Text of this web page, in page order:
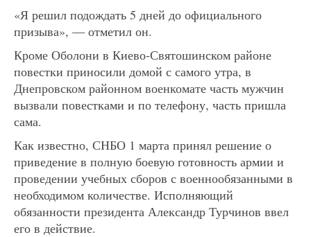
«Я решил подождать 5 дней до официального
призыва», — отметил он.
Кроме Оболони в Киево-Святошинском районе
повестки приносили домой с самого утра, в
Днепровском районном военкомате часть мужчин
вызвали повестками и по телефону, часть пришла
сама.
Как известно, СНБО 1 марта принял решение о
приведение в полную боевую готовность армии и
проведении учебных сборов с военнообязанными в
необходимом количестве. Исполняющий
обязанности президента Александр Турчинов ввел
его в действие.